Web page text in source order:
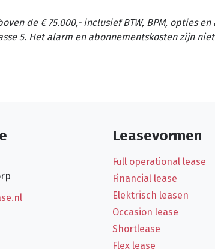
de € 75.000,- inclusief BTW, BPM, opties
5. Het alarm en abonnementskosten zijn
Leasevormen
Full operational lease
Financial lease
Elektrisch leasen
Occasion lease
Shortlease
Flex lease